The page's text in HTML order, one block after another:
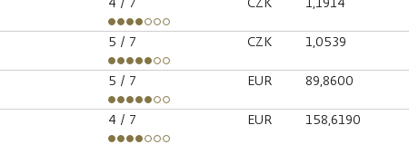
5 / 7 CZK 1,0539
5 / 7 EUR 89,8600
4 / 7 EUR 158,6190